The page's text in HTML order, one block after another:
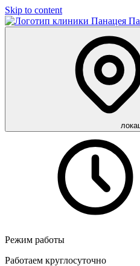
Skip to content
Режим работы
Работаем круглосуточно